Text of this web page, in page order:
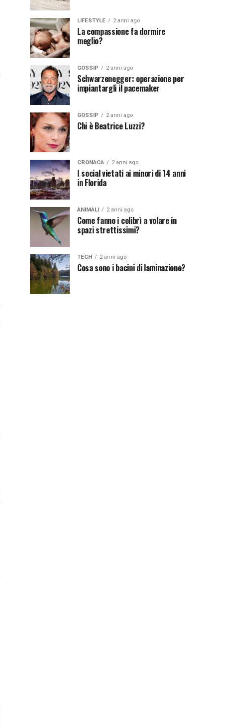
LIFESTYLE 2 anni ago
La compassione fa dormire
meglio?
GOSSIP 2 anni ago
Schwarzenegger: operazione per
impiantargli il pacemaker
GOSSIP 2 anni ago
Chi è Beatrice Luzzi?
CRONACA 2 anni ago
I social vietati ai minori di 14 anni
in Florida
ANIMALI 2 anni ago
Come fanno i colibrì a volare in
spazi strettissimi?
TECH 2 anni ago
Cosa sono i bacini di laminazione?